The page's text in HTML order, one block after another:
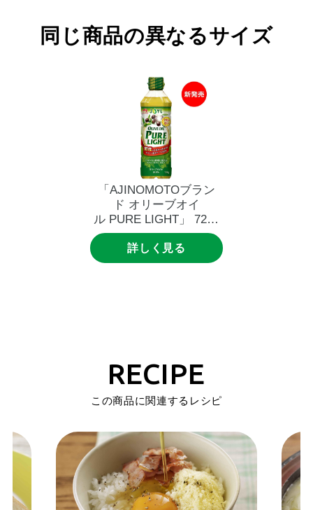
同じ商品の異なるサイズ
「AJINOMOTOブラン
ド オリーブオイ
ル PURE LIGHT」 720g
UDエコペット
詳しく見る
RECIPE
この商品に関連するレシピ